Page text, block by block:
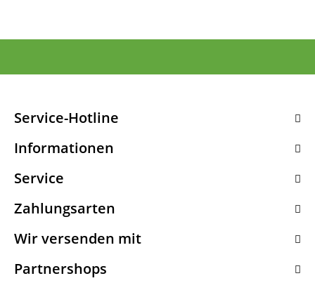
Service-Hotline
Informationen
Service
Zahlungsarten
Wir versenden mit
Partnershops